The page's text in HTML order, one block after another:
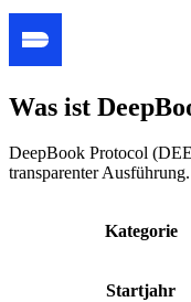
Was ist
DeepBook Protocol
transparenter Ausführung.
Kategorie
Startjahr